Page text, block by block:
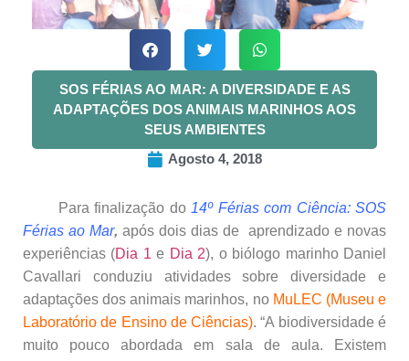
SOS FÉRIAS AO MAR: A DIVERSIDADE E AS
ADAPTAÇÕES DOS ANIMAIS MARINHOS AOS
SEUS AMBIENTES
Agosto 4, 2018
Para finalização do 14º Férias com Ciência: SOS
Férias ao Mar, após dois dias de aprendizado e novas
experiências (Dia 1 e Dia 2), o biólogo marinho Daniel
Cavallari conduziu atividades sobre diversidade e
adaptações dos animais marinhos, no MuLEC (Museu e
Laboratório de Ensino de Ciências). “A biodiversidade é
muito pouco abordada em sala de aula. Existem